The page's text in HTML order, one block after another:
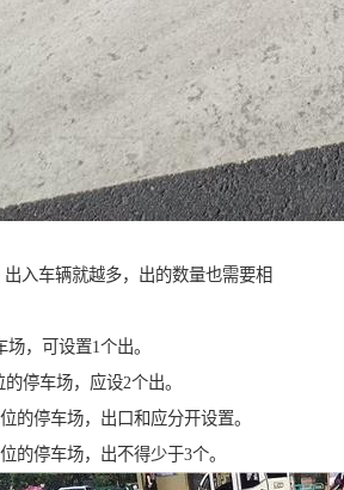
入车辆就越多，出的数量也需要相
，可设置1个出。
停车场，应设2个出。
的停车场，出口和应分开设置。
的停车场，出不得少于3个。